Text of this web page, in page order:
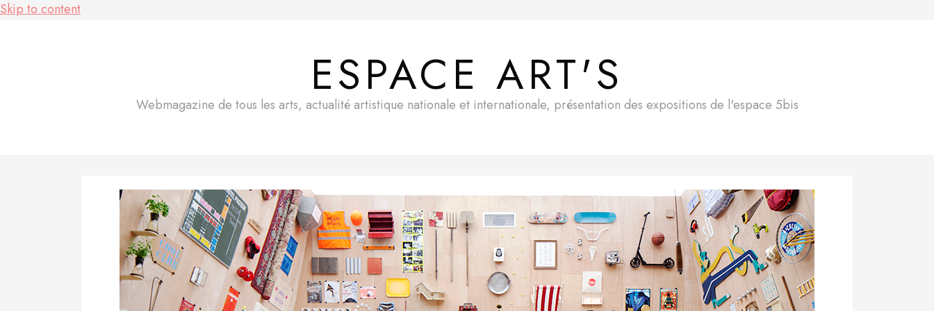
Skip to content
ESPACE ART'S
Webmagazine de tous les arts, actualité artistique nationale et internationale, présentation des expositions de l'espace 5bis